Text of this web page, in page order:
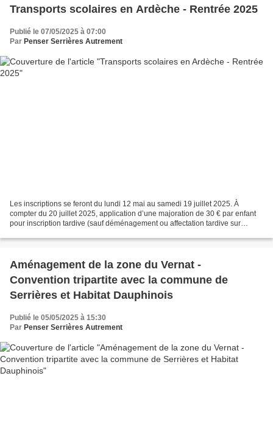
Transports scolaires en Ardèche - Rentrée 2025
Publié le 07/05/2025 à 07:00
Par Penser Serrières Autrement
Les inscriptions se feront du lundi 12 mai au samedi 19 juillet 2025. À
compter du 20 juillet 2025, application d’une majoration de 30 € par enfant
pour inscription tardive (sauf déménagement ou affectation tardive sur
Aménagement de la zone du Vernat -
Convention tripartite avec la commune de
Serrières et Habitat Dauphinois
Publié le 05/05/2025 à 15:30
Par Penser Serrières Autrement